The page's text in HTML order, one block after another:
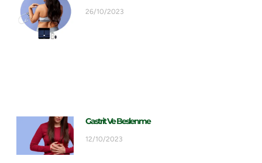
26/10/2023
Gastrit Ve Beslenme
12/10/2023